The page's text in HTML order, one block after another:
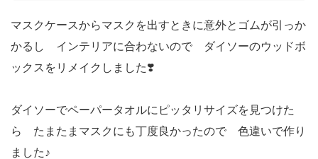
マスクケースからマスクを出すときに意外とゴムが引っか
かるし インテリアに合わないので ダイソーのウッドボ
ックスをリメイクしました❣️
ダイソーでペーパータオルにピッタリサイズを見つけた
ら たまたまマスクにも丁度良かったので 色違いで作り
ました♪